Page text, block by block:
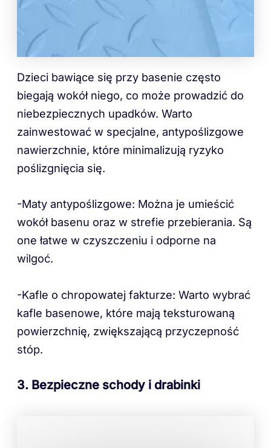
Dzieci bawiące się przy basenie często
biegają wokół niego, co może prowadzić do
niebezpiecznych upadków. Warto
zainwestować w specjalne, antypoślizgowe
nawierzchnie, które minimalizują ryzyko
poślizgnięcia się.
-Maty antypoślizgowe: Można je umieścić
wokół basenu oraz w strefie przebierania. Są
one łatwe w czyszczeniu i odporne na
wilgoć.
-Kafle o chropowatej fakturze: Warto wybrać
kafle basenowe, które mają teksturowaną
powierzchnię, zwiększającą przyczepność
stóp.
3. Bezpieczne schody i drabinki